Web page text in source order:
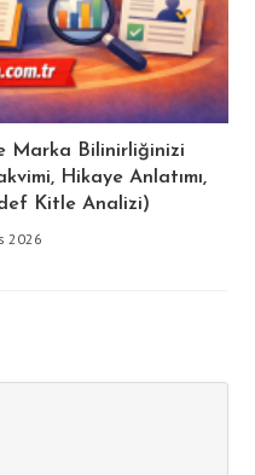
Marka Bilinirliğinizi
Hikaye Anlatımı,
Kitle Analizi)
2026